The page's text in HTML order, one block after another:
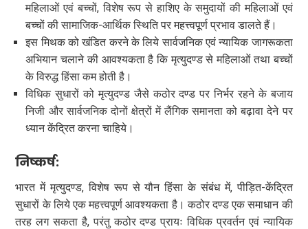
महिलाओं एवं बच्चों, विशेष रूप से हाशिए के समुदायों की महिलाओं एवं
बच्चों की सामाजिक-आर्थिक स्थिति पर महत्त्वपूर्ण प्रभाव डालते हैं।
इस मिथक को खंडित करने के लिये सार्वजनिक एवं न्यायिक जागरूकता
अभियान चलाने की आवश्यकता है कि मृत्युदण्ड से महिलाओं तथा बच्चों
के विरुद्ध हिंसा कम होती है।
विधिक सुधारों को मृत्युदण्ड जैसे कठोर दण्ड पर निर्भर रहने के बजाय
निजी और सार्वजनिक दोनों क्षेत्रों में लैंगिक समानता को बढ़ावा देने पर
ध्यान केंद्रित करना चाहिये।
निष्कर्ष:
भारत में मृत्युदण्ड, विशेष रूप से यौन हिंसा के संबंध में, पीड़ित-केंद्रित
सुधारों के लिये एक महत्त्वपूर्ण आवश्यकता है। कठोर दण्ड एक समाधान की
तरह लग सकता है, परंतु कठोर दण्ड प्रायः विधिक प्रवर्तन एवं न्यायिक